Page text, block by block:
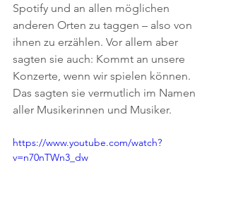
Spotify und an allen möglichen
anderen Orten zu taggen – also von
ihnen zu erzählen. Vor allem aber
sagten sie auch: Kommt an unsere
Konzerte, wenn wir spielen können.
Das sagten sie vermutlich im Namen
aller Musikerinnen und Musiker.
https://www.youtube.com/watch?
v=n70nTWn3_dw